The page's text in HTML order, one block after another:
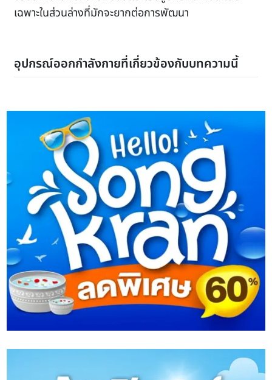
เฉพาะในส่วนล่างที่มักจะยากต่อการพัฒนา
อุปกรณ์ออกกำลังกายที่เกี่ยวข้องกับบทความนี้